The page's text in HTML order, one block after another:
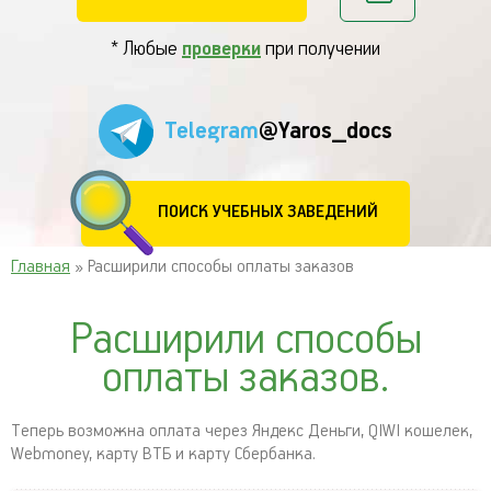
* Любые проверки при получении
Telegram@Yaros_docs
ПОИСК УЧЕБНЫХ ЗАВЕДЕНИЙ
Главная » Расширили способы оплаты заказов
Расширили способы
оплаты заказов.
Теперь возможна оплата через Яндекс Деньги, QIWI кошелек,
Webmoney, карту ВТБ и карту Сбербанка.